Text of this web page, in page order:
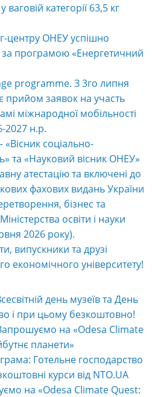
категорії 63,5 кг
центру ОНЕУ успішно
програмою «Енергетичний
programme. З 3го липня
заявок на участь
міжнародної мобільності
2027 н.р.
соціально-
та «Науковий вісник ОНЕУ»
атестацію та включені до
фахових видань України
бізнес та
освіти і науки
2026 року).
випускники та друзі
економічного університету!
день музеїв та День
і при цьому безкоштовно!
на «Odesa Climate
планети»
Готельне господарство
курси від NTO.UA
на «Odesa Climate Quest: